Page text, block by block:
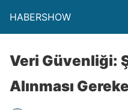
HABERSHOW
Veri Güvenliği:
Alınması